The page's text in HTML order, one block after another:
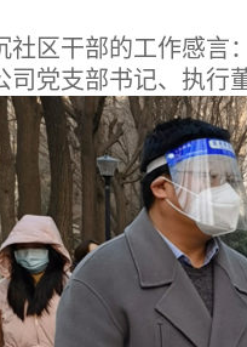
区干部的工作感言：
司党支部书记、执行